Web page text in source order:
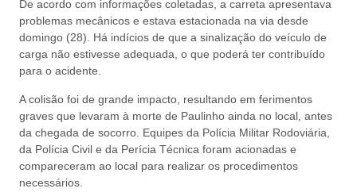
De acordo com informações coletadas, a carreta apresentava
problemas mecânicos e estava estacionada na via desde
domingo (28). Há indícios de que a sinalização do veículo de
carga não estivesse adequada, o que poderá ter contribuído
para o acidente.
A colisão foi de grande impacto, resultando em ferimentos
graves que levaram à morte de Paulinho ainda no local, antes
da chegada de socorro. Equipes da Polícia Militar Rodoviária,
da Polícia Civil e da Perícia Técnica foram acionadas e
compareceram ao local para realizar os procedimentos
necessários.